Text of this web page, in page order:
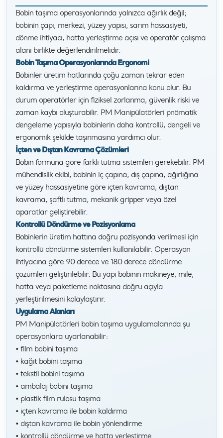
Bobin taşıma operasyonlarında yalnızca ağırlık değil;
bobinin çapı, merkezi, yüzey yapısı, sarım hassasiyeti,
dönme ihtiyacı, hatta yerleştirme açısı ve operatör çalışma
alanı birlikte değerlendirilmelidir.
Bobin Taşıma Operasyonlarında Ergonomi
Bobinler üretim hatlarında çoğu zaman tekrar eden
kaldırma ve yerleştirme operasyonlarına konu olur. Bu
durum operatörler için fiziksel zorlanma, güvenlik riski ve
zaman kaybı oluşturabilir. PM Manipülatörleri pnömatik
dengeleme yapısıyla bobinlerin daha kontrollü, dengeli ve
ergonomik şekilde taşınmasına yardımcı olur.
İçten ve Dıştan Kavrama Çözümleri
Bobin formuna göre farklı tutma sistemleri gerekebilir. PM
mühendislik ekibi, bobinin iç çapına, dış çapına, ağırlığına
ve yüzey hassasiyetine göre içten kavrama, dıştan
kavrama, şaftlı tutma, mekanik gripper veya özel
aparatlar geliştirebilir.
Kontrollü Döndürme ve Pozisyonlama
Bobinlerin üretim hattına doğru pozisyonda verilmesi için
kontrollü döndürme sistemleri kullanılabilir. Operasyon
ihtiyacına göre 90 derece ve 180 derece döndürme
çözümleri geliştirilebilir. Bu yapı bobinin makineye, mile,
hatta veya paketleme noktasına doğru açıyla
yerleştirilmesini kolaylaştırır.
Uygulama Alanları
PM Manipülatörleri bobin taşıma uygulamalarında şu
operasyonlara uyarlanabilir:
• film bobini taşıma
• kağıt bobini taşıma
• tekstil bobini taşıma
• ambalaj bobini taşıma
• plastik film rulosu taşıma
• içten kavrama ile bobin kaldırma
• dıştan kavrama ile bobin yönlendirme
• kontrollü döndürme ve hatta yerleştirme